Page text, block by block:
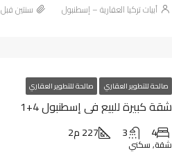
أبيات تركيا العقارية – إسطنبول ‏سنتين قبل
صالحة للتطوير العقاري صالحة للتطوير العقاري
شقة كبيرة للبيع في إسطنبول 4+1
4
3 227 م2
شقة, سكني